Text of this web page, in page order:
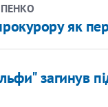
як
загинув